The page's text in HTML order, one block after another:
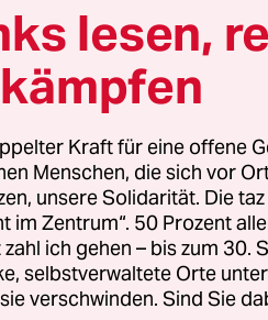
der im Sommer neu im
zusammenfassen.
Verwendung.
sollen lästiges
überflüssig machen.
Airtag 35 Euro. An
Airtags gibt es in der
In dem
lesen,
Kraft für eine offene
Menschen, die sich vor
unsere Solidarität. Die
im Zentrum“. 50 Prozent
zahl ich gehen – bis zum 30.
selbstverwaltete Orte
verschwinden. Sind Sie